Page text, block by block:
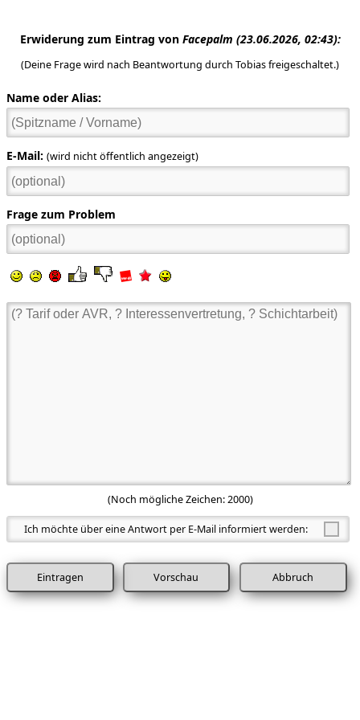
Erwiderung zum Eintrag von Facepalm (23.06.2026, 02:43):
(Deine Frage wird nach Beantwortung durch Tobias freigeschaltet.)
Name oder Alias:
E-Mail: (wird nicht öffentlich angezeigt)
Frage zum Problem
(Noch mögliche Zeichen:2000)
Ich möchte über eine Antwort per E-Mail informiert werden:
Abbruch